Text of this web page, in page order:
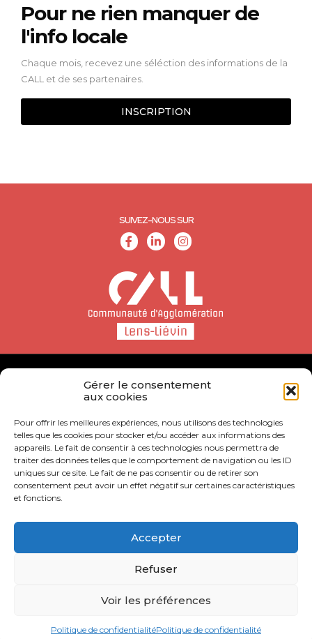
Gérer le consentement
aux cookies
Pour offrir les meilleures expériences, nous utilisons des technologies
telles que les cookies pour stocker et/ou accéder aux informations des
appareils. Le fait de consentir à ces technologies nous permettra de
traiter des données telles que le comportement de navigation ou les ID
uniques sur ce site. Le fait de ne pas consentir ou de retirer son
consentement peut avoir un effet négatif sur certaines caractéristiques
et fonctions.
Accepter
Refuser
Voir les préférences
Politique de confidentialitéPolitique de confidentialité
Pour ne rien manquer de
l'info locale
Chaque mois, recevez une séléction des informations de la
CALL et de ses partenaires.
INSCRIPTION
SUIVEZ-NOUS SUR
© CALL - Tous droits réservés
MENTIONS LÉGALES
POLITIQUE DE CONFIDENTIALITÉ
ACCESSIBILITÉ : NON CONFORME